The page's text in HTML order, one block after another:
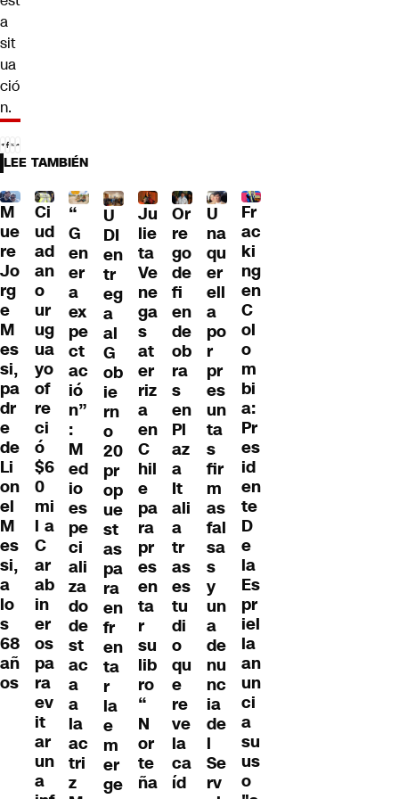
a
sit
ua
ció
n.
LEE TAMBIÉN
M
ue
re
Jo
rg
e
M
es
si,
pa
dr
e
de
Li
on
el
M
es
si,
a
lo
s
68
añ
os
Ci
ud
ad
an
o
ur
ug
ua
yo
of
re
ci
ó
$6
0
mi
l a
C
ar
ab
in
er
os
pa
ra
ev
it
ar
un
a
“
G
en
er
a
ex
pe
ct
ac
ió
n”
:
M
ed
io
es
pe
ci
ali
za
do
de
st
ac
a
a
la
ac
tri
z
U
DI
en
tr
eg
a
al
G
ob
ie
rn
o
20
pr
op
ue
st
as
pa
ra
en
fr
en
ta
r
la
e
m
er
ge
Ju
lie
ta
Ve
ne
ga
s
at
er
riz
a
en
C
hil
e
pa
ra
pr
es
en
ta
r
su
lib
ro
“
N
or
te
ña
Or
re
go
de
fi
en
de
ob
ra
s
en
Pl
az
a
It
ali
a
tr
as
es
tu
di
o
qu
e
re
ve
la
ca
íd
U
na
qu
er
ell
a
po
r
pr
es
un
ta
s
fir
m
as
fal
sa
s
y
un
a
de
nu
nc
ia
de
l
Se
rv
Fr
ac
ki
ng
en
C
ol
o
m
bi
a:
Pr
es
id
en
te
D
e
la
Es
pr
iel
la
an
un
ci
a
su
us
o